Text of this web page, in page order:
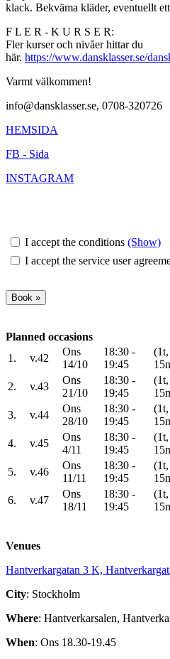
klack. Bekväma kläder, eventuellt
F L E R - K U R S E R:
Fler kurser och nivåer hittar du
här. https://www.dansklasser.se/
Varmt välkommen!
info@dansklasser.se, 0708-320726
HEMSIDA
FB - Sida
INSTAGRAM
I accept the conditions (Show)
I accept the service user
Planned occasions
1.
v.42
Ons
14/10
18:30 -
19:45
(1t,
2.
v.43
Ons
21/10
18:30 -
19:45
(1t,
3.
v.44
Ons
28/10
18:30 -
19:45
(1t,
4.
v.45
Ons
4/11
18:30 -
19:45
(1t,
5.
v.46
Ons
11/11
18:30 -
19:45
(1t,
6.
v.47
Ons
18/11
18:30 -
19:45
(1t,
Venues
Hantverkargatan 3 K,
City: Stockholm
Where: Hantverkarsalen,
When: Ons 18.30-19.45